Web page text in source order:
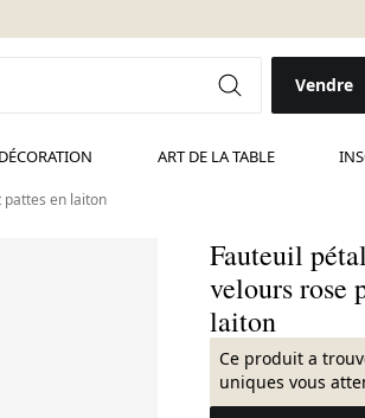
Vendre
DÉCORATION ART DE LA TABLE
pattes en laiton
Fauteuil
velours rose
laiton
Ce produit a
uniques vous